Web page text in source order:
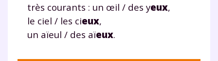
très courants : un œil / des yeux,
le ciel / les cieux,
un aïeul / des aïeux.